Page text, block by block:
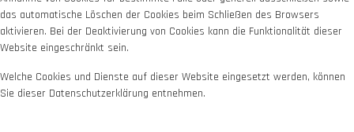
das automatische Löschen der Cookies beim Schließen des Browsers
aktivieren. Bei der Deaktivierung von Cookies kann die Funktionalität dieser
Website eingeschränkt sein.
Welche Cookies und Dienste auf dieser Website eingesetzt werden, können
Sie dieser Datenschutzerklärung entnehmen.